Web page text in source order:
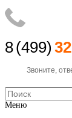
8(499)
Звоните,
Меню